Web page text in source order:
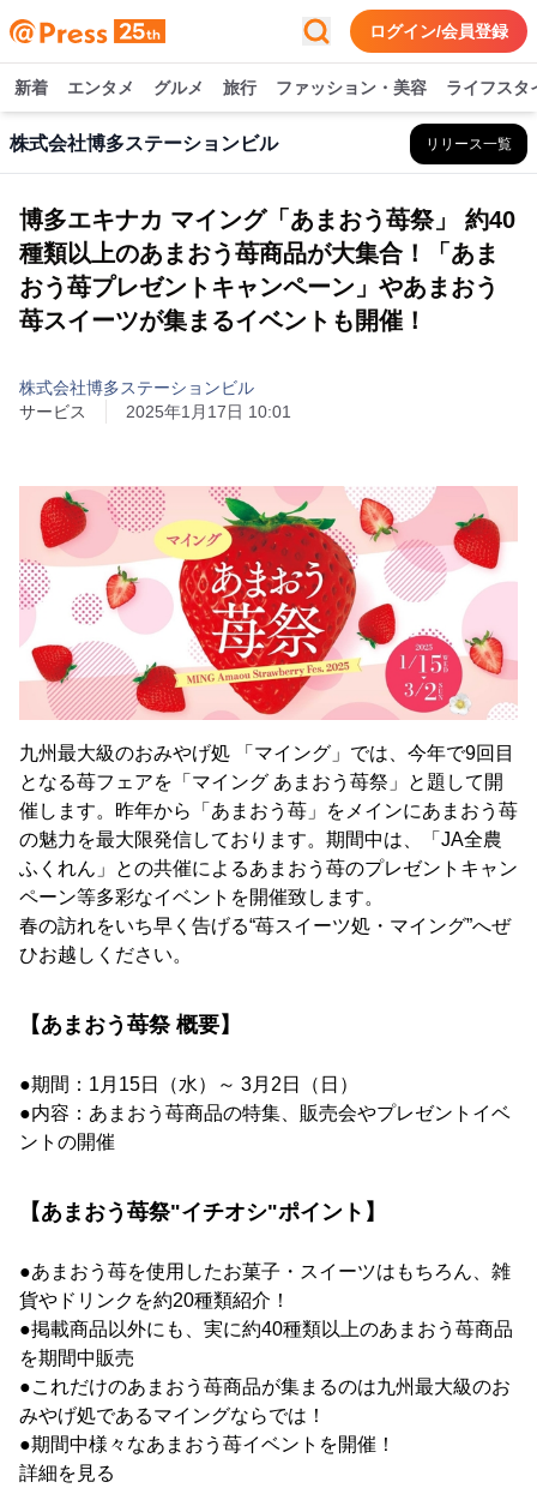
ログイン/会員登録
新着 エンタメ グルメ 旅行 ファッション・美容 ライフスタ
株式会社博多ステーションビル リリース一覧
博多エキナカ マイング「あまおう苺祭」 約40
種類以上のあまおう苺商品が大集合！「あま
おう苺プレゼントキャンペーン」やあまおう
苺スイーツが集まるイベントも開催！
株式会社博多ステーションビル
サービス
2025年1月17日 10:01
九州最大級のおみやげ処 「マイング」では、今年で9回目
となる苺フェアを「マイング あまおう苺祭」と題して開
催します。昨年から「あまおう苺」をメインにあまおう苺
の魅力を最大限発信しております。期間中は、「JA全農
ふくれん」との共催によるあまおう苺のプレゼントキャン
ペーン等多彩なイベントを開催致します。
春の訪れをいち早く告げる“苺スイーツ処・マイング”へぜ
ひお越しください。
【あまおう苺祭 概要】
●期間：1月15日（水）～ 3月2日（日）
●内容：あまおう苺商品の特集、販売会やプレゼントイベ
ントの開催
【あまおう苺祭"イチオシ"ポイント】
●あまおう苺を使用したお菓子・スイーツはもちろん、雑
貨やドリンクを約20種類紹介！
●掲載商品以外にも、実に約40種類以上のあまおう苺商品
を期間中販売
●これだけのあまおう苺商品が集まるのは九州最大級のお
みやげ処であるマイングならでは！
●期間中様々なあまおう苺イベントを開催！
詳細を見る